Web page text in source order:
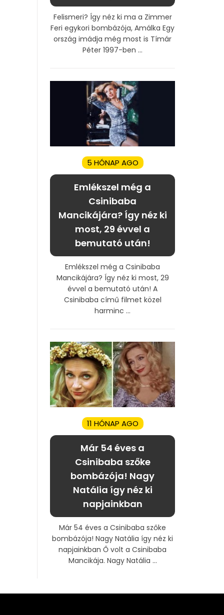
Felismeri? Így néz ki ma a Zimmer
Feri egykori bombázója, Amálka Egy
ország imádja még most is Tímár
Péter 1997-ben ...
5 HÓNAP AGO
Emlékszel még a
Csinibaba
Mancikájára? Így néz ki
most, 29 évvel a
bemutató után!
Emlékszel még a Csinibaba
Mancikájára? Így néz ki most, 29
évvel a bemutató után! A
Csinibaba című filmet közel
harminc ...
11 HÓNAP AGO
Már 54 éves a
Csinibaba szőke
bombázója! Nagy
Natália így néz ki
napjainkban
Már 54 éves a Csinibaba szőke
bombázója! Nagy Natália így néz ki
napjainkban Ő volt a Csinibaba
Mancikája. Nagy Natália ...